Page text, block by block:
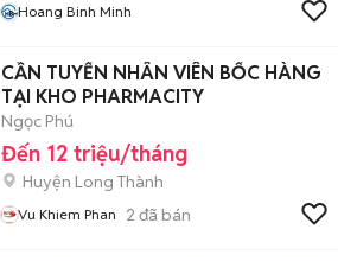
Hoang Binh Minh
CẦN TUYỂN NHÂN VIÊN BỐC HÀNG
TẠI KHO PHARMACITY
Ngọc Phú
Đến 12 triệu/tháng
Huyện Long Thành
Vu Khiem Phan 2 đã bán